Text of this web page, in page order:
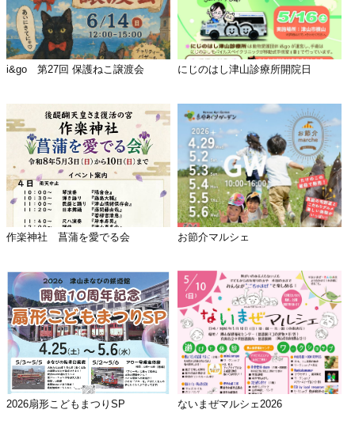
i&go 第27回 保護ねこ譲渡会 にじのはし津山診療所開院日
作楽神社 菖蒲を愛でる会 お節介マルシェ
2026扇形こどもまつりSP ないまぜマルシェ2026